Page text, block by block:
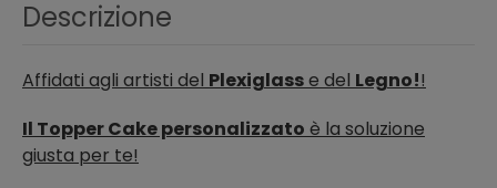
Descrizione
Affidati agli artisti del Plexiglasse del Legno!!
Il Topper Cake personalizzato è la soluzione
giusta per te!